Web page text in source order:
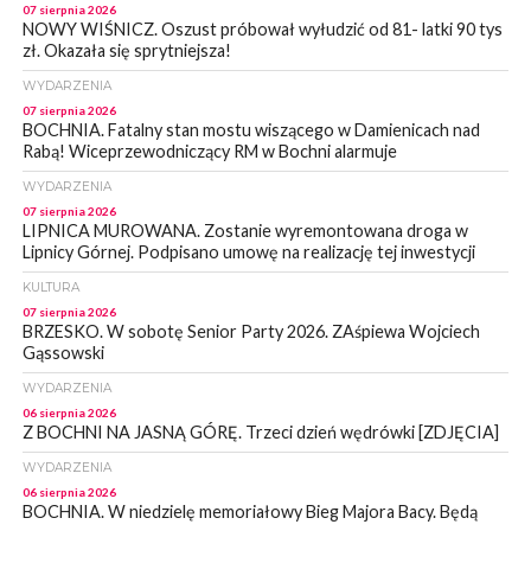
07 sierpnia 2026
NOWY WIŚNICZ. Oszust próbował wyłudzić od 81- latki 90 tys
zł. Okazała się sprytniejsza!
WYDARZENIA
07 sierpnia 2026
BOCHNIA. Fatalny stan mostu wiszącego w Damienicach nad
Rabą! Wiceprzewodniczący RM w Bochni alarmuje
WYDARZENIA
07 sierpnia 2026
LIPNICA MUROWANA. Zostanie wyremontowana droga w
Lipnicy Górnej. Podpisano umowę na realizację tej inwestycji
KULTURA
07 sierpnia 2026
BRZESKO. W sobotę Senior Party 2026. ZAśpiewa Wojciech
Gąssowski
WYDARZENIA
06 sierpnia 2026
Z BOCHNI NA JASNĄ GÓRĘ. Trzeci dzień wędrówki [ZDJĘCIA]
WYDARZENIA
06 sierpnia 2026
BOCHNIA. W niedzielę memoriałowy Bieg Majora Bacy. Będą